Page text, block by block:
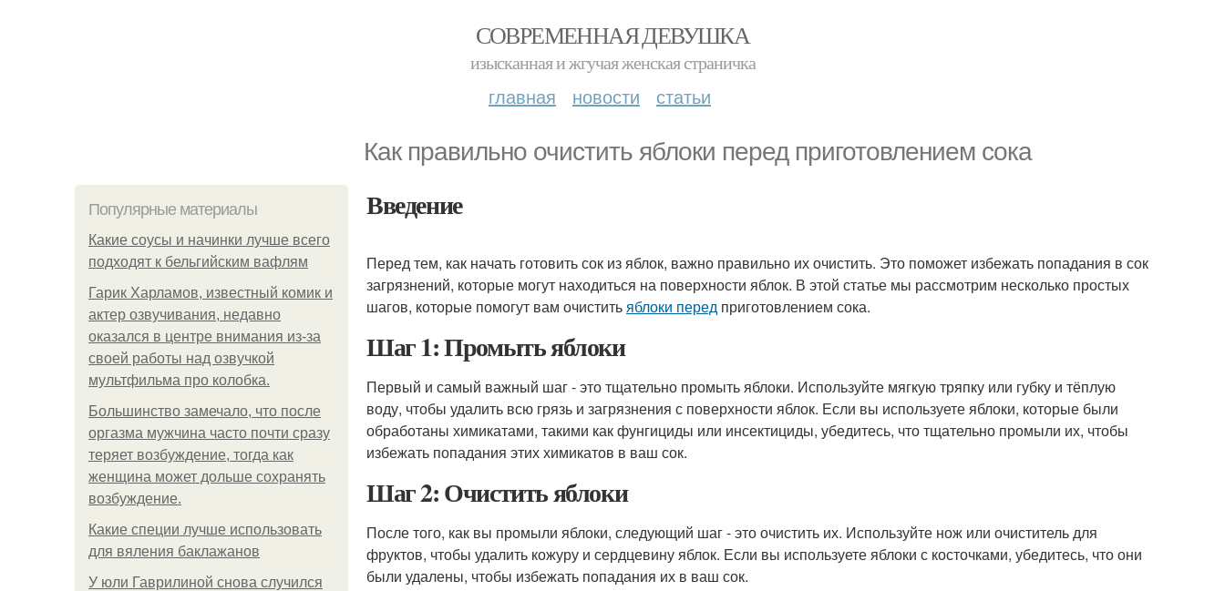
СОВРЕМЕННАЯ ДЕВУШКА
изысканная и жгучая женская страничка
главная новости статьи
Как правильно очистить яблоки перед приготовлением сока
Популярные материалы
Какие соусы и начинки лучше всего
подходят к бельгийским вафлям
Гарик Харламов, известный комик и
актер озвучивания, недавно
оказался в центре внимания из-за
своей работы над озвучкой
мультфильма про колобка.
Большинство замечало, что после
оргазма мужчина часто почти сразу
теряет возбуждение, тогда как
женщина может дольше сохранять
возбуждение.
Какие специи лучше использовать
для вяления баклажанов
У юли Гаврилиной снова случился
Введение
Перед тем, как начать готовить сок из яблок, важно правильно их очистить. Это поможет избежать попадания в сок
загрязнений, которые могут находиться на поверхности яблок. В этой статье мы рассмотрим несколько простых
шагов, которые помогут вам очиститьяблоки перед приготовлением сока.
Шаг 1: Промыть яблоки
Первый и самый важный шаг - это тщательно промыть яблоки. Используйте мягкую тряпку или губку и тёплую
воду, чтобы удалить всю грязь и загрязнения с поверхности яблок. Если вы используете яблоки, которые были
обработаны химикатами, такими как фунгициды или инсектициды, убедитесь, что тщательно промыли их, чтобы
избежать попадания этих химикатов в ваш сок.
Шаг 2: Очистить яблоки
После того, как вы промыли яблоки, следующий шаг - это очистить их. Используйте нож или очиститель для
фруктов, чтобы удалить кожуру и сердцевину яблок. Если вы используете яблоки с косточками, убедитесь, что они
были удалены, чтобы избежать попадания их в ваш сок.